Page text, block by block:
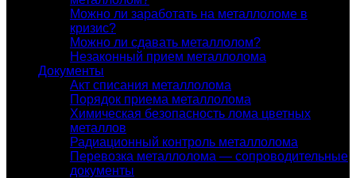
Можно ли заработать на металлоломе в
кризис?
Можно ли сдавать металлолом?
Незаконный прием металлолома
Документы
Акт списания металлолома
Порядок приема металлолома
Химическая безопасность лома цветных
металлов
Радиационный контроль металлолома
Перевозка металлолома — сопроводительные
документы